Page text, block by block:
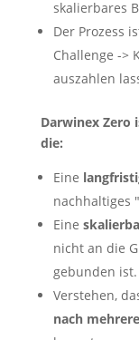
skalierbares
Der Prozess
Challenge ->
auszahlen
Darwinex
die:
Eine
nachhaltiges
Eine
nicht an die
gebunden ist.
Verstehen,
nach